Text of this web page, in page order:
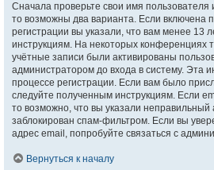
Сначала проверьте свои имя
то возможны два варианта. Если включена
регистрации вы указали, что вам менее 13
инструкциям. На некоторых конференциях
учётные записи были активированы
администратором до входа в систему. Эта
процессе регистрации. Если вам было
следуйте полученным инструкциям. Если
то возможно, что вы указали неправильный
заблокирован спам-фильтром. Если вы
адрес email, попробуйте связаться с
Вернуться к началу